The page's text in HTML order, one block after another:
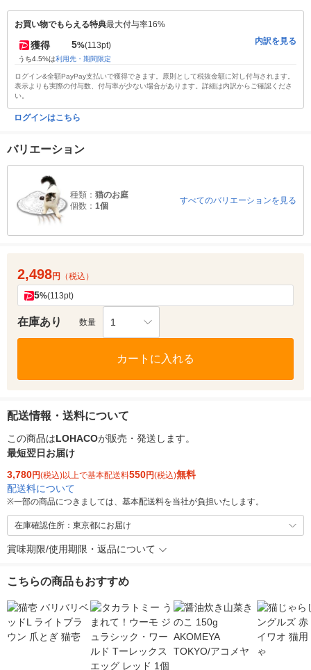
お買い物でもらえる特典最大付与率16%
獲得 5%(113pt)
うち4.5%は利用先・期間限定
内訳を見る
ログイン&全額PayPay支払いで獲得できます。原則として税抜金額に対し付与されます。
表示よりも実際の付与数、付与率が少ない場合があります。詳細は内訳からご確認くださ
い。
ログインはこちら
バリエーション
種類： 猫のお庭
個数： 1個
すべてのバリエーションを見る
2,498円 （税込）
5%(113pt)
在庫あり 数量 1
カートに入れる
配送情報・送料について
この商品はLOHACOが販売・発送します。
最短翌日お届け
3,780円(税込)以上で基本配送料550円(税込)無料
配送料について
※一部の商品につきましては、基本配送料を当社が負担いたします。
在庫確認住所：東京都にお届け
賞味期限/使用期限・返品について
こちらの商品もおすすめ